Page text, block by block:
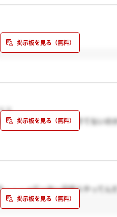
？
ですけど、まだ誰もきてないのか
・・ってーか一日何人やってん